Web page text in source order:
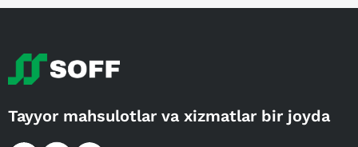
Tayyor mahsulotlar va xizmatlar bir joyda